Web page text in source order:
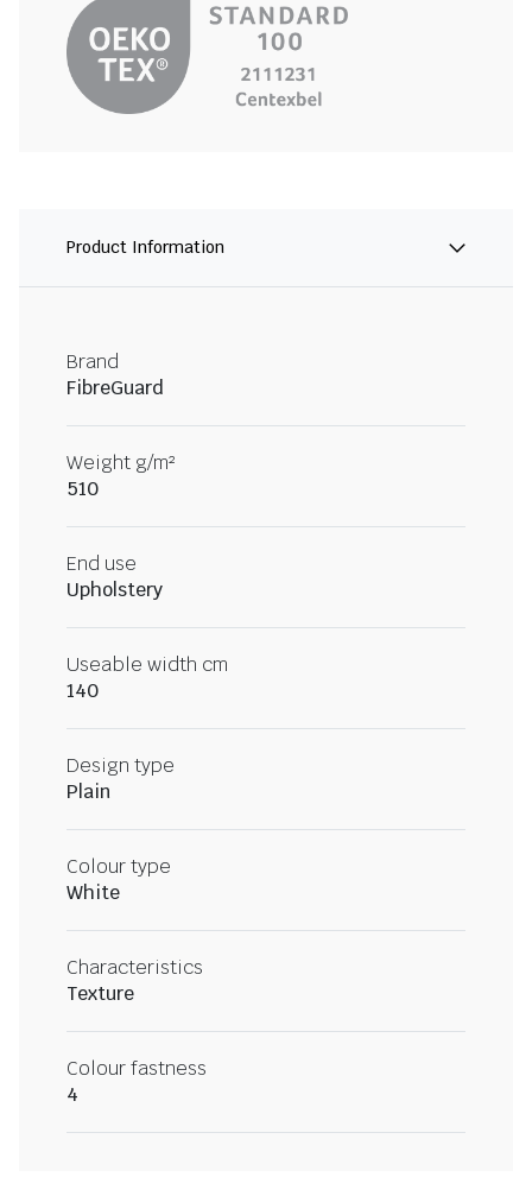
Product Information
Brand
FibreGuard
Weight g/m²
510
End use
Upholstery
Useable width cm
140
Design type
Plain
Colour type
White
Characteristics
Texture
Colour fastness
4